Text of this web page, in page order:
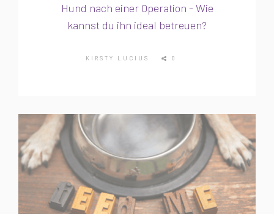
Hund nach einer Operation - Wie
kannst du ihn ideal betreuen?
KIRSTY LUCIUS 0